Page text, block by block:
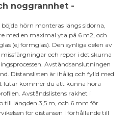
noggrannhet -
hörn monteras längs sidorna,
med en maximal yta på 6 m2, och
(ej formglas). Den synliga delen av
och repor i det skurna
Avståndsanslutningen
Distanslisten är ihålig och fylld med
lutar kommer du att kunna höra
Avståndslistens rakhet i
till längden 3,5 m, och 6 mm för
för distansen i förhållande till